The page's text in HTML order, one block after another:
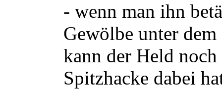
- wenn man ihn
Gewölbe unter
kann der Held
Spitzhacke dabei